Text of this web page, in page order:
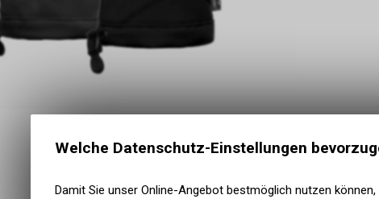
Welche Datenschutz-Einstellungen
Damit Sie unser Online-Angebot bestmöglich nutzen